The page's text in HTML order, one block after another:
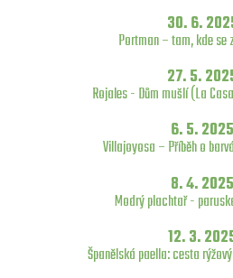
30. 6.
Portman – tam, kde se
27. 5.
Rojales - Dům mušlí (La
6. 5. 2025
Villajoyosa – Příběh o
8. 4. 2025
Modrý plachtař -
12. 3.
Španělská paella: cesta